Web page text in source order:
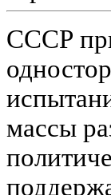
СССР
массы